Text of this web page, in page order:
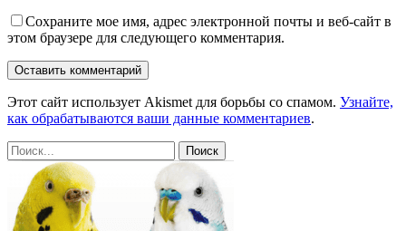
Сохраните мое имя, адрес электронной почты и веб-сайт в
этом браузере для следующего комментария.
Этот сайт использует Akismet для борьбы со спамом. Узнайте,
как обрабатываются ваши данные комментариев.